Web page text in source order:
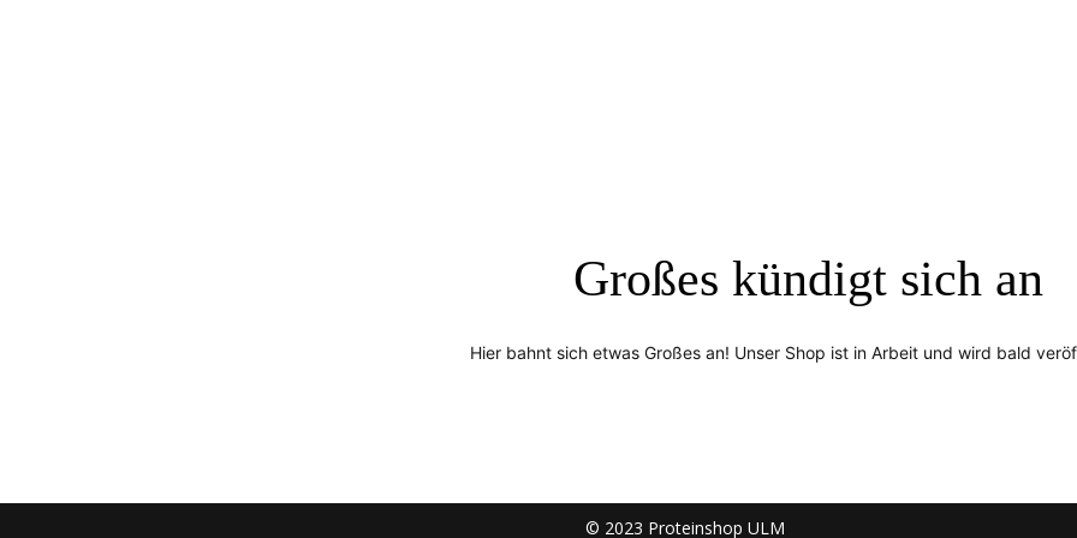
Großes kündigt sich an
Hier bahnt sich etwas Großes an! Unser Shop ist in Arbeit und wird bald
© 2023 Proteinshop ULM